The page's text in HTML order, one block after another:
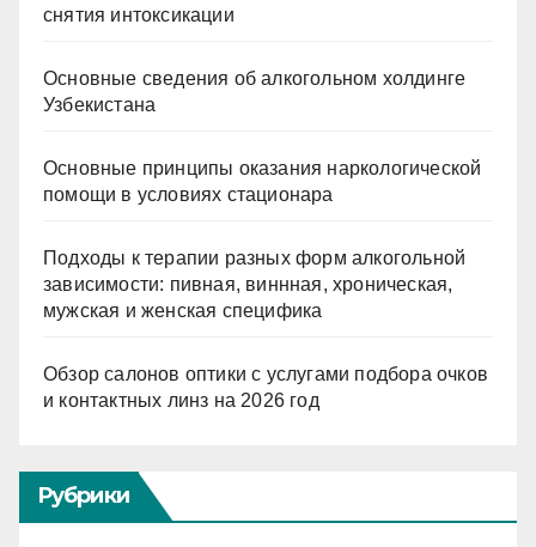
снятия интоксикации
Основные сведения об алкогольном холдинге
Узбекистана
Основные принципы оказания наркологической
помощи в условиях стационара
Подходы к терапии разных форм алкогольной
зависимости: пивная, виннная, хроническая,
мужская и женская специфика
Обзор салонов оптики с услугами подбора очков
и контактных линз на 2026 год
Рубрики